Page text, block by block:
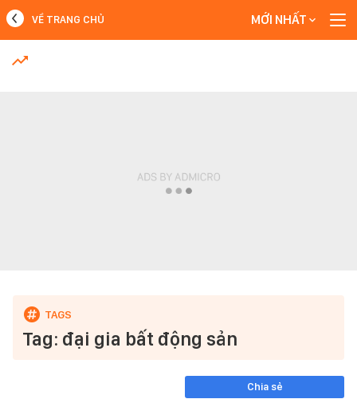
MỚI NHẤT
VỀ TRANG CHỦ MỚI NHẤT
Tag: đại gia bất động sản
Chia sẻ